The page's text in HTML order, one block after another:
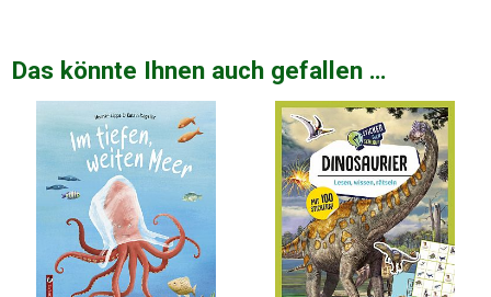
Das könnte Ihnen auch gefallen …